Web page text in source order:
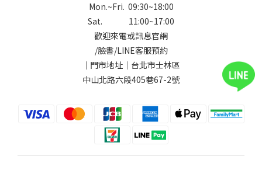
Mon.~Fri. 09:30~18:00
Sat. 11:00~17:00
歡迎來電或訊息官網
/臉書/LINE客服預約
｜門市地址｜台北市士林區
中山北路六段405巷67-2號